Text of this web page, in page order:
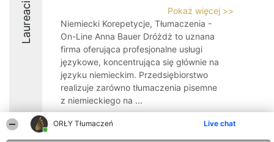
ORŁY Tłumaczeń Live chat
Laureaci
Pokaż więcej >>
Niemiecki Korepetycje, Tłumaczenia -
On-Line Anna Bauer Dróżdż to uznana
firma oferująca profesjonalne usługi
językowe, koncentrująca się głównie na
języku niemieckim. Przedsiębiorstwo
realizuje zarówno tłumaczenia pisemne
z niemieckiego na ...
9.3